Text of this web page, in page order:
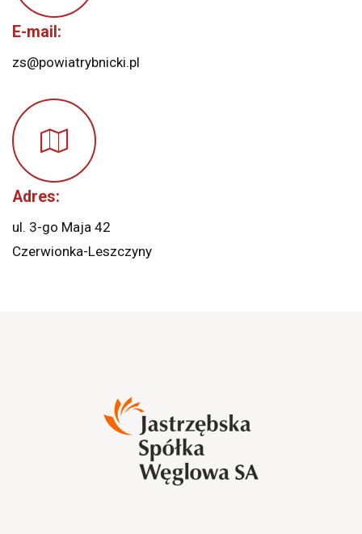
E-mail:
zs@powiatrybnicki.pl
Adres:
ul. 3-go Maja 42
Czerwionka-Leszczyny